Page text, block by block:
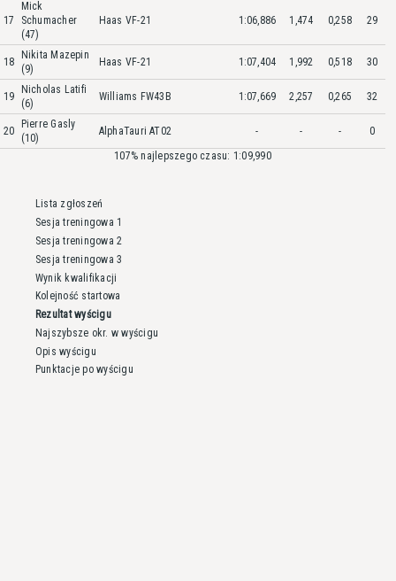
17
Mick
Schumacher
(47)
Haas VF-21 1:06,886 1,474 0,258 29
18
Nikita Mazepin
(9)
Haas VF-21 1:07,404 1,992 0,518 30
19
Nicholas Latifi
(6)
Williams FW43B 1:07,669 2,257 0,265 32
20
Pierre Gasly
(10)
AlphaTauri AT02 - - -
0
107% najlepszego czasu: 1:09,990
Lista zgłoszeń
Sesja treningowa 1
Sesja treningowa 2
Sesja treningowa 3
Wynik kwalifikacji
Kolejność startowa
Rezultat wyścigu
Najszybsze okr. w wyścigu
Opis wyścigu
Punktacje po wyścigu